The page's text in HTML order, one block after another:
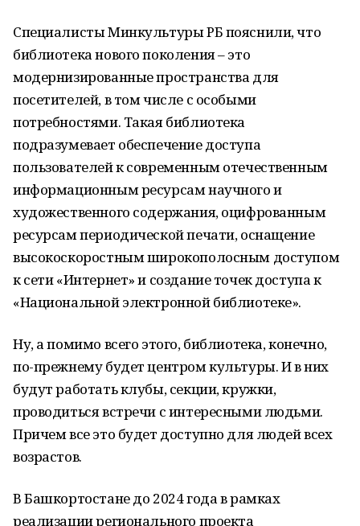
Специалисты Минкультуры РБ пояснили, что
библиотека нового поколения – это
модернизированные пространства для
посетителей, в том числе с особыми
потребностями. Такая библиотека
подразумевает обеспечение доступа
пользователей к современным отечественным
информационным ресурсам научного и
художественного содержания, оцифрованным
ресурсам периодической печати, оснащение
высокоскоростным широкополосным доступом
к сети «Интернет» и создание точек доступа к
«Национальной электронной библиотеке».
Ну, а помимо всего этого, библиотека, конечно,
по-прежнему будет центром культуры. И в них
будут работать клубы, секции, кружки,
проводиться встречи с интересными людьми.
Причем все это будет доступно для людей всех
возрастов.
В Башкортостане до 2024 года в рамках
реализации регионального проекта